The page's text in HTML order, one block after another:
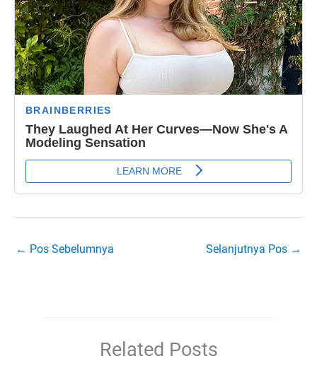
← Pos Sebelumnya Selanjutnya Pos →
Related Posts